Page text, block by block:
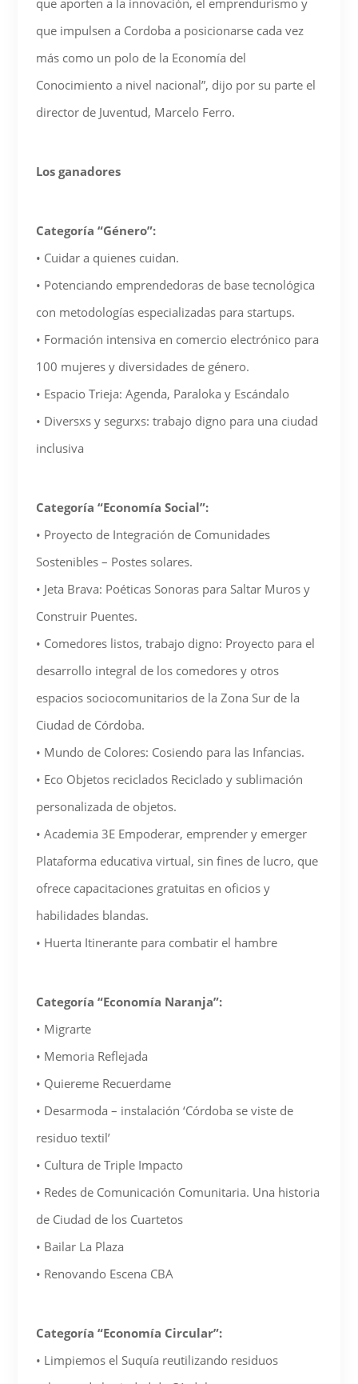
que aporten a la innovación, el emprendurismo y
que impulsen a Cordoba a posicionarse cada vez
más como un polo de la Economía del
Conocimiento a nivel nacional”, dijo por su parte el
director de Juventud, Marcelo Ferro.
Los ganadores
Categoría “Género”:
• Cuidar a quienes cuidan.
• Potenciando emprendedoras de base tecnológica
con metodologías especializadas para startups.
• Formación intensiva en comercio electrónico para
100 mujeres y diversidades de género.
• Espacio Trieja: Agenda, Paraloka y Escándalo
• Diversxs y segurxs: trabajo digno para una ciudad
inclusiva
Categoría “Economía Social”:
• Proyecto de Integración de Comunidades
Sostenibles – Postes solares.
• Jeta Brava: Poéticas Sonoras para Saltar Muros y
Construir Puentes.
• Comedores listos, trabajo digno: Proyecto para el
desarrollo integral de los comedores y otros
espacios sociocomunitarios de la Zona Sur de la
Ciudad de Córdoba.
• Mundo de Colores: Cosiendo para las Infancias.
• Eco Objetos reciclados Reciclado y sublimación
personalizada de objetos.
• Academia 3E Empoderar, emprender y emerger
Plataforma educativa virtual, sin fines de lucro, que
ofrece capacitaciones gratuitas en oficios y
habilidades blandas.
• Huerta Itinerante para combatir el hambre
Categoría “Economía Naranja”:
• Migrarte
• Memoria Reflejada
• Quiereme Recuerdame
• Desarmoda – instalación ‘Córdoba se viste de
residuo textil’
• Cultura de Triple Impacto
• Redes de Comunicación Comunitaria. Una historia
de Ciudad de los Cuartetos
• Bailar La Plaza
• Renovando Escena CBA
Categoría “Economía Circular”:
• Limpiemos el Suquía reutilizando residuos